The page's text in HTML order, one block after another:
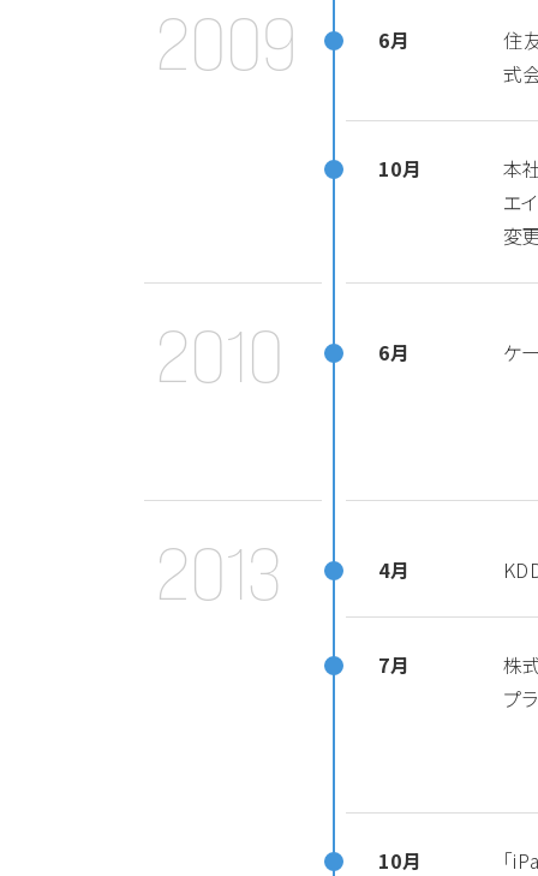
2009 6月
住
式
10月
本
エ
変
2010 6月 ケ
2013 4月
7月
株
プ
10月 「